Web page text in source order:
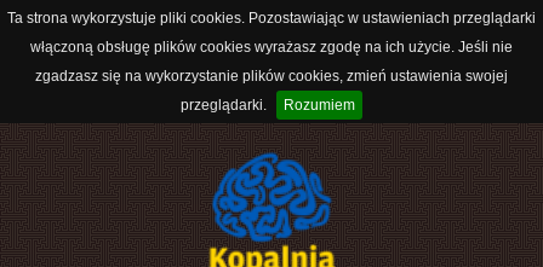
Ta strona wykorzystuje pliki cookies. Pozostawiając w ustawieniach przeglądarki
włączoną obsługę plików cookies wyrażasz zgodę na ich użycie. Jeśli nie
zgadzasz się na wykorzystanie plików cookies, zmień ustawienia swojej
przeglądarki.
Rozumiem